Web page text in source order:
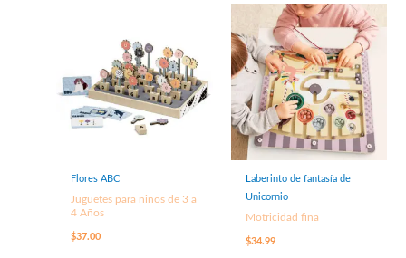
Flores ABC
Juguetes para niños de 3 a
4 Años
$37.00
Laberinto de fantasía de
Unicornio
Motricidad fina
$34.99